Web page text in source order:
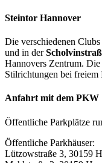
Steintor Hannover
Die verschiedenen
und in der
Hannovers Zentrum.
Stilrichtungen bei freiem
Anfahrt mit dem PKW
Öffentliche Parkplätze
Öffentliche Parkhäuser:
Lützowstraße 3, 30159